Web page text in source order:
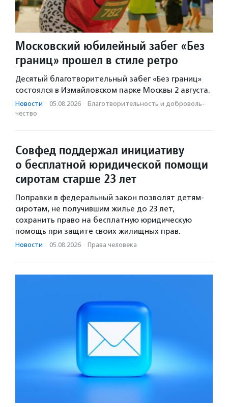
Московский юбилейный забег «Без
границ» прошел в стиле ретро
Десятый благотворительный забег «Без границ»
состоялся в Измайловском парке Москвы 2 августа.
Новости · 05.08.2026 · Благотвори­тель­ность и доброволь­
чест­во
Совфед поддержал инициативу
о бесплатной юридической помощи
сиротам старше 23 лет
Поправки в федеральный закон позволят детям-
сиротам, не получившим жилье до 23 лет,
сохранить право на бесплатную юридическую
помощь при защите своих жилищных прав.
Новости · 05.08.2026 · Права человека